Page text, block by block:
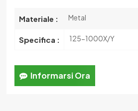
Materiale : Metal
Specifica : 125-1000X/Y
Informarsi Ora